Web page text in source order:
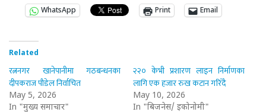
WhatsApp
Print Email
Related
रत्ननगर खानेपानीमा गठबन्धनका
दीपकराज पौडेल निर्वाचित
May 5, 2026
In "मुख्य समाचार"
२२० केभी प्रशारण लाइन निर्माणका
लागि एक हजार रुख कटान गरिँदै
May 10, 2026
In "बिजनेस/ इकोनोमी"